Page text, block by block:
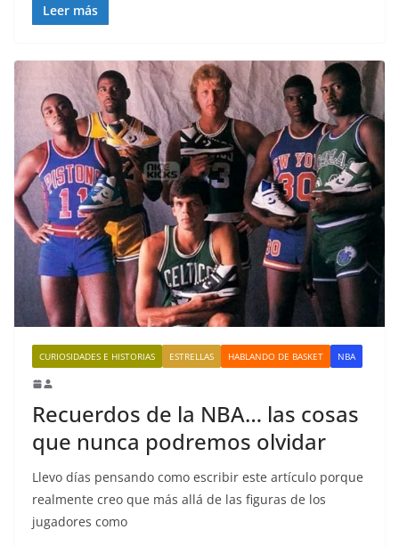
Leer más
CURIOSIDADES E HISTORIAS ESTRELLAS HABLANDO DE BASKET NBA
Recuerdos de la NBA… las cosas
que nunca podremos olvidar
Llevo días pensando como escribir este artículo porque
realmente creo que más allá de las figuras de los
jugadores como